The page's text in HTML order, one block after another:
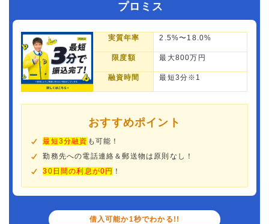
プロミス
実質年率 2.5%〜18.0%
限度額 最大800万円
融資時間 最短3分※1
おすすめポイント
最短3分融資 も可能！
勤務先への電話連絡＆郵送物は原則なし！
30日間の利息が0円 ！
借入可能か1秒でわかる!!